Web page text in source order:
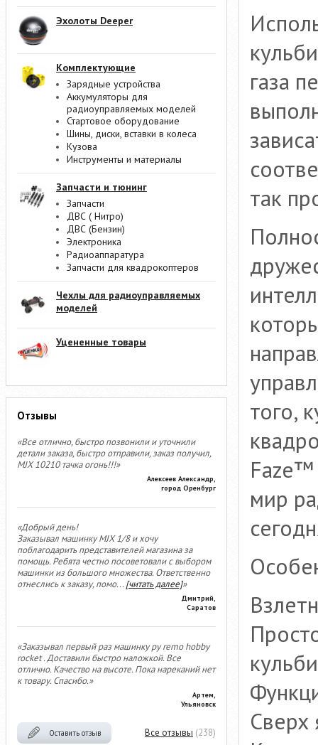
Эхолоты Deeper
Комплектующие
Зарядные устройства
Аккумуляторы для
радиоуправляемых моделей
Стартовое оборудование
Шины, диски, вставки в колеса
Кузова
Инструменты и материалы
Запчасти и тюнинг
Запчасти
ДВС ( Нитро)
ДВС (Бензин)
Электроника
Радиоаппаратура
Запчасти для квадрокоптеров
Чехлы для радиоуправляемых
моделей
Уцененные товары
Отзывы
«Все отлично, быстро позвонили и уточнили
детали заказа, быстро отправили, заказ получил,
MJX 10210 тачка огонь!!!»
Алексеев Александр,
город Оренбург
«Добрый день!
Заказывал машинку MJX 1/8 и хочу
поблагодарить представителей магазина за
помощь. Ребята честно посоветовали с выбором
машинки из большого множества. Ответственно
отнеслись к заказу, помо...[читать далее]»
Дмитрий,
Саратов
«Заказывал первый раз машинку ру remo hobby
rocket . Доставили быстро наложкой. Все
отлично. Качество на высоте. Пока нареканий нет
к товару. Спасибо.»
Артем,
Ульяновск
Оставить отзыв Все отзывы (238)
газа
так
того,
Faze™
мир
Сверх